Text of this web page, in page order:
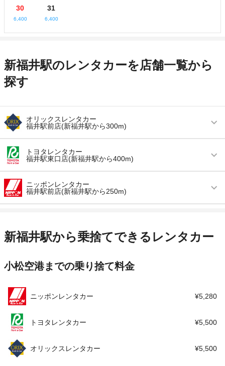
30
6,400
31
6,400
新福井駅のレンタカーを店舗一覧から
探す
オリックスレンタカー
福井駅前店(新福井駅から300m)
営業時間 毎日 08:30 ～ 20:00
アクセス 福井駅より徒歩で約2分（送迎なし）
住所 福井市日之出２丁目８－５
トヨタレンタカー
福井駅東口店(新福井駅から400m)
営業時間 毎日 08:00 ～ 20:00
アクセス 福井駅より徒歩で約2分（送迎なし）
店舗詳細 店舗詳細ページはこちら
ニッポンレンタカー
福井駅前店(新福井駅から250m)
アクセス 福井駅停留場より徒歩で約2分（送迎なし）
店舗詳細 店舗詳細ページはこちら
新福井駅から乗捨てできるレンタカー
小松空港までの乗り捨て料金
ニッポンレンタカー ¥5,280
トヨタレンタカー ¥5,500
オリックスレンタカー ¥5,500